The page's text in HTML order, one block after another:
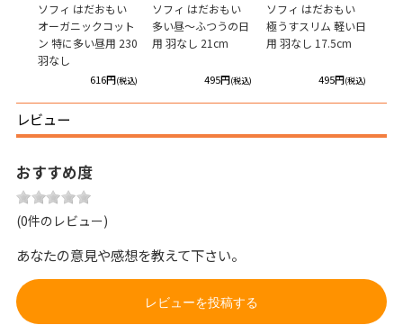
ソフィ はだおもい
オーガニックコット
ン 特に多い昼用 230
羽なし
616円(税込)
ソフィ はだおもい
多い昼～ふつうの日
用 羽なし 21cm
495円(税込)
ソフィ はだおもい
極うすスリム 軽い日
用 羽なし 17.5cm
495円(税込)
レビュー
おすすめ度
(0件のレビュー)
あなたの意見や感想を教えて下さい。
レビューを投稿する